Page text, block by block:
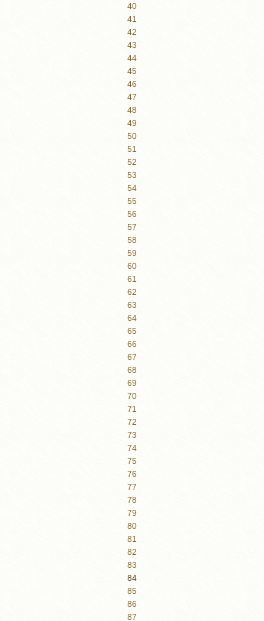
40
41
42
43
44
45
46
47
48
49
50
51
52
53
54
55
56
57
58
59
60
61
62
63
64
65
66
67
68
69
70
71
72
73
74
75
76
77
78
79
80
81
82
83
84
85
86
87